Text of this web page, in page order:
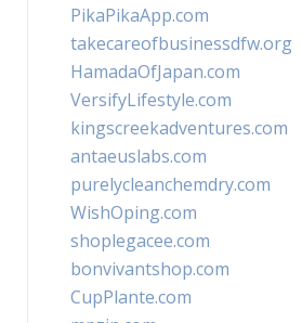
PikaPikaApp.com
takecareofbusinessdfw.org
HamadaOfJapan.com
VersifyLifestyle.com
kingscreekadventures.com
antaeuslabs.com
purelycleanchemdry.com
WishOping.com
shoplegacee.com
bonvivantshop.com
CupPlante.com